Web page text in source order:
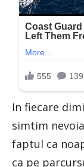
In fiecare
simtim
faptul ca
ca pe